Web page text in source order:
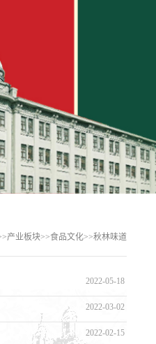
公司原名哈尔滨秋林
人伊万?雅阔洛维
成功地完成···...
产业板块>>食品文化>>秋林味道
2022-05-18
2022-03-02
2022-02-15